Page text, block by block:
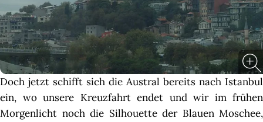
Doch jetzt schifft sich die Austral bereits nach Istanbul
ein, wo unsere Kreuzfahrt endet und wir im frühen
Morgenlicht noch die Silhouette der Blauen Moschee,